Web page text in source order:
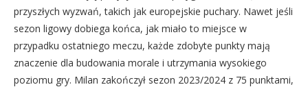
przyszłych wyzwań, takich jak europejskie puchary. Nawet jeśli
sezon ligowy dobiega końca, jak miało to miejsce w
przypadku ostatniego meczu, każde zdobyte punkty mają
znaczenie dla budowania morale i utrzymania wysokiego
poziomu gry. Milan zakończył sezon 2023/2024 z 75 punktami,